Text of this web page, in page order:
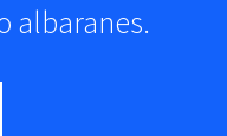
albaranes.